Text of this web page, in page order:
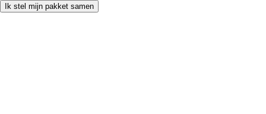
Ik stel mijn pakket samen